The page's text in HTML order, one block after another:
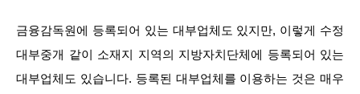
금융감독원에 등록되어 있는 대부업체도 있지만, 이렇게 수정
대부중개 같이 소재지 지역의 지방자치단체에 등록되어 있는
대부업체도 있습니다. 등록된 대부업체를 이용하는 것은 매우